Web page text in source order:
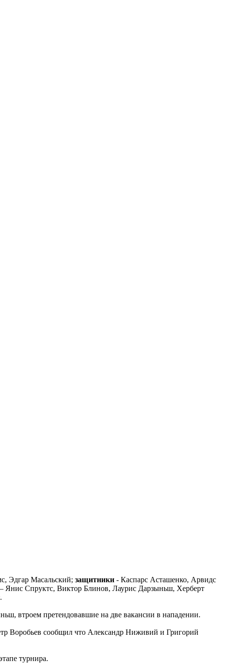
Эдгар Масальский; защитники - Каспарс Асташенко, Арвидс
– Янис Спруктс, Виктор Блинов, Лаурис Дарзыньш, Херберт
втроем претендовавшие на две вакансии в нападении.
Воробьев сообщил что Александр Ниживий и Григорий
турнира.